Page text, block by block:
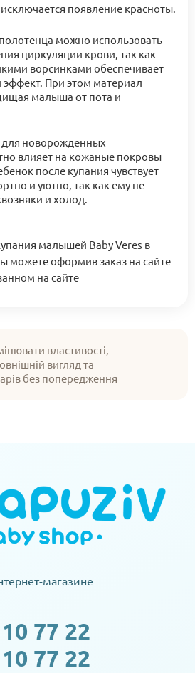
появление красноты.
можно использовать
циркуляции крови, так как
ворсинками обеспечивает
При этом материал
малыша от пота и
новорожденных
влияет на кожаные покровы
после купания чувствует
и уютно, так как ему не
и холод.
малышей Baby Veres в
можете оформив заказ на сайте
на сайте
властивості,
вигляд та
без попередження
магазине
77 22
77 22